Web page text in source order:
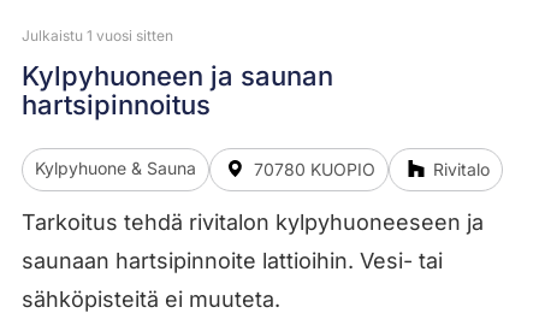
Julkaistu 1 vuosi sitten
Kylpyhuoneen ja saunan
hartsipinnoitus
Kylpyhuone & Sauna 70780 KUOPIO Rivitalo
Tarkoitus tehdä rivitalon kylpyhuoneeseen ja
saunaan hartsipinnoite lattioihin. Vesi- tai
sähköpisteitä ei muuteta.